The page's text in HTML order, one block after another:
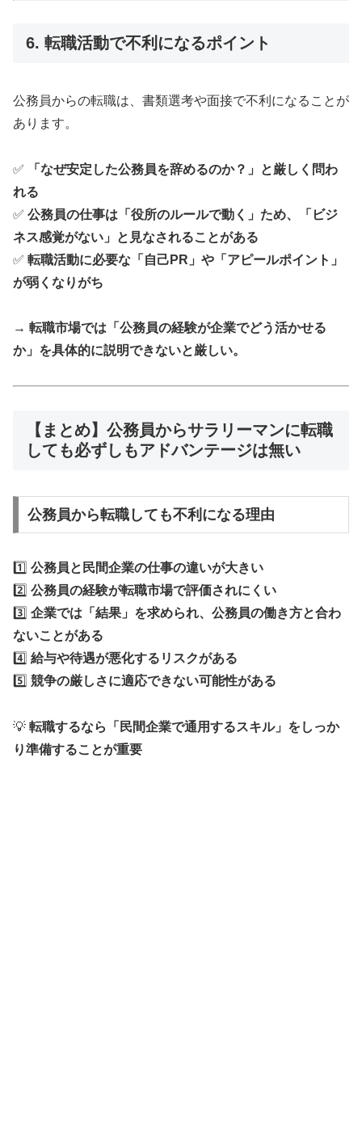
6. 転職活動で不利になるポイント
公務員からの転職は、書類選考や面接で不利になることが
あります。
✅
「なぜ安定した公務員を辞めるのか？」と厳しく問わ
れる
✅ 公務員の仕事は「役所のルールで動く」ため、「ビジ
ネス感覚がない」と見なされることがある
✅ 転職活動に必要な「自己PR」や「アピールポイント」
が弱くなりがち
→ 転職市場では「公務員の経験が企業でどう活かせる
か」を具体的に説明できないと厳しい。
【まとめ】公務員からサラリーマンに転職
しても必ずしもアドバンテージは無い
公務員から転職しても不利になる理由
1️⃣ 公務員と民間企業の仕事の違いが大きい
2️⃣ 公務員の経験が転職市場で評価されにくい
3️⃣ 企業では「結果」を求められ、公務員の働き方と合わ
ないことがある
4️⃣ 給与や待遇が悪化するリスクがある
5️⃣ 競争の厳しさに適応できない可能性がある
💡 転職するなら「民間企業で通用するスキル」をしっか
り準備することが重要